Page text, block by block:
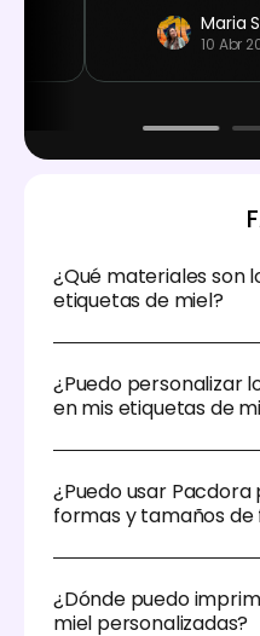
Maria
10 Abr
¿Qué materiales son
etiquetas de miel?
film o el papel con
para resistir la
sin despegarse o
¿Puedo personalizar
en mis etiquetas de
colores, los materiales y
para que coincidan
tu marca.
¿Puedo usar
formas y tamaños de
incluye una variedad de
de empaques para
¿Dónde puedo
miel personalizadas?